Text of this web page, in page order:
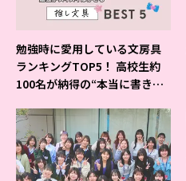
勉強時に愛用している文房具
ランキングTOP5！ 高校生約
100名が納得の“本当に書きや